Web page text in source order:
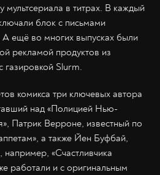
в титрах. В каждый
блок с письмами
А ещё во многих выпусках были
рекламой продуктов из
газировкой Slurm.
комикса три ключевых автора
над «Полицией Нью-
Патрик Верроне, известный по
а также Йен Буфбай,
«Счастливчика
работали и с оригинальным